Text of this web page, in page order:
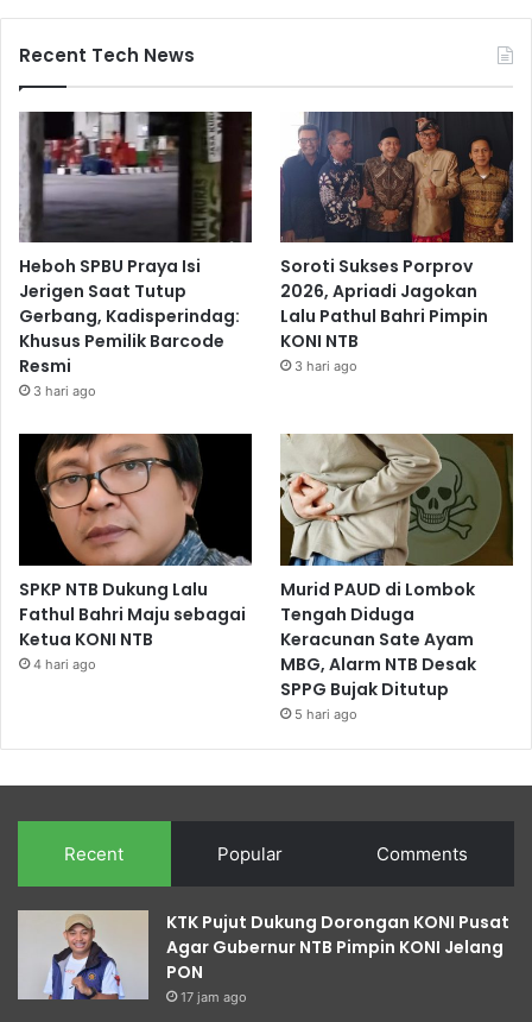
Recent Tech News
Heboh SPBU Praya Isi
Jerigen Saat Tutup
Gerbang, Kadisperindag:
Khusus Pemilik Barcode
Resmi
3 hari ago
Soroti Sukses Porprov
2026, Apriadi Jagokan
Lalu Pathul Bahri Pimpin
KONI NTB
3 hari ago
SPKP NTB Dukung Lalu
Fathul Bahri Maju sebagai
Ketua KONI NTB
4 hari ago
Murid PAUD di Lombok
Tengah Diduga
Keracunan Sate Ayam
MBG, Alarm NTB Desak
SPPG Bujak Ditutup
5 hari ago
Recent Popular Comments
KTK Pujut Dukung Dorongan KONI Pusat
Agar Gubernur NTB Pimpin KONI Jelang
PON
17 jam ago